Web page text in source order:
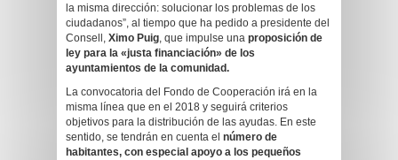
la misma dirección: solucionar los problemas de los
ciudadanos”, al tiempo que ha pedido a presidente del
Consell, Ximo Puig, que impulse una proposición de
ley para la «justa financiación» de los
ayuntamientos de la comunidad.
La convocatoria del Fondo de Cooperación irá en la
misma línea que en el 2018 y seguirá criterios
objetivos para la distribución de las ayudas. En este
sentido, se tendrán en cuenta el número de
habitantes, con especial apoyo a los pequeños